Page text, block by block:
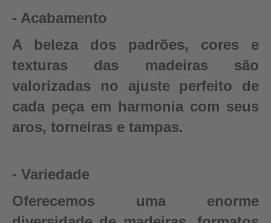
- Acabamento
A beleza dos padrões, cores e
texturas das madeiras são
valorizadas no ajuste perfeito de
cada peça em harmonia com seus
aros, torneiras e tampas.
- Variedade
Oferecemos uma enorme